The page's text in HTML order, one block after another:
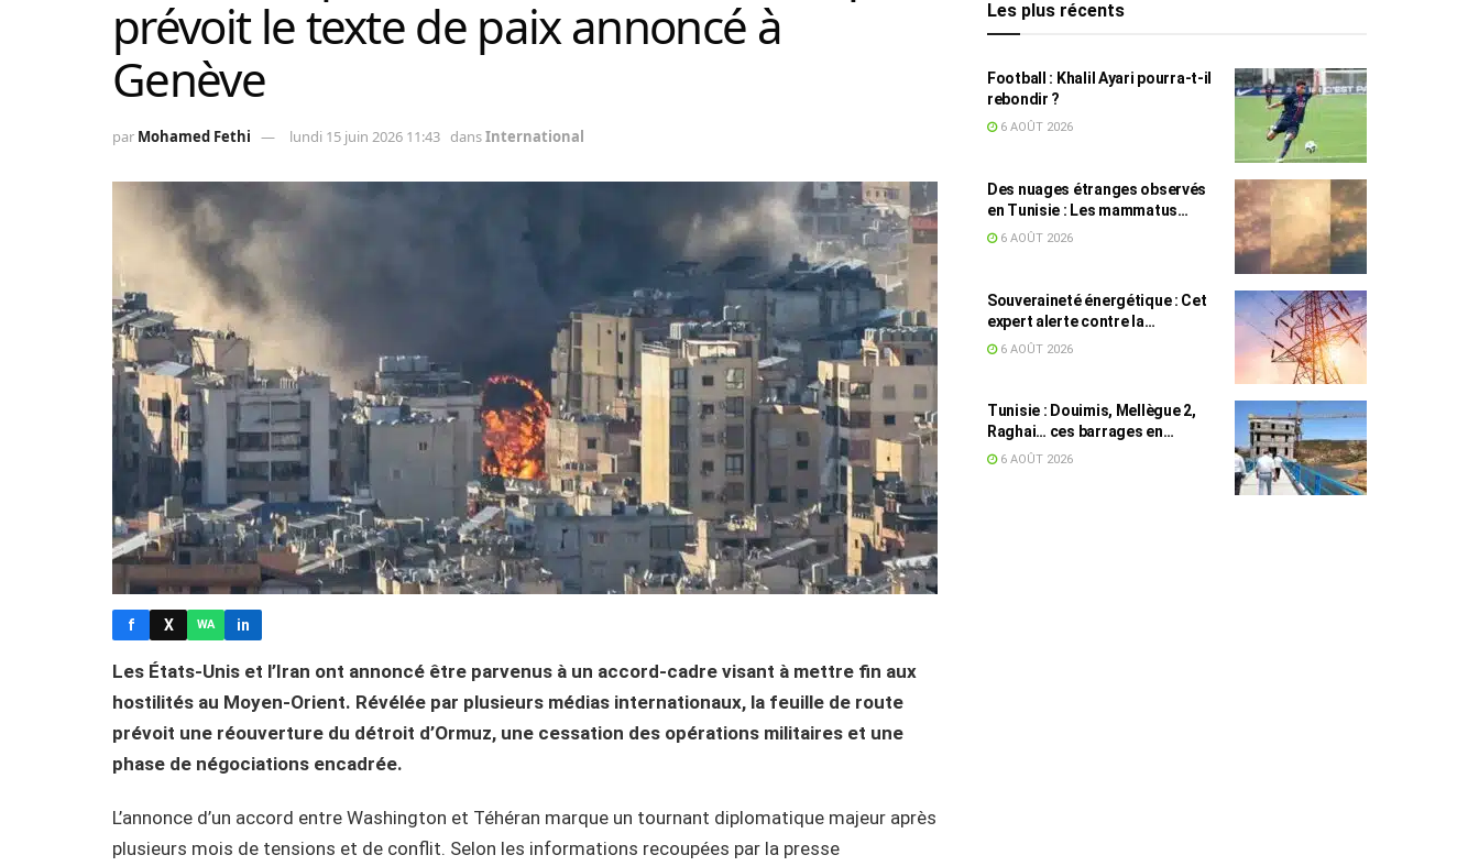
prévoit le texte de paix annoncé à
Genève
par Mohamed Fethi lundi 15 juin 2026 11:43 dansInternational
f X WA in
Les États-Unis et l’Iran ont annoncé être parvenus à un accord-cadre visant à mettre fin aux
hostilités au Moyen-Orient. Révélée par plusieurs médias internationaux, la feuille de route
prévoit une réouverture du détroit d’Ormuz, une cessation des opérations militaires et une
phase de négociations encadrée.
L’annonce d’un accord entre Washington et Téhéran marque un tournant diplomatique majeur après
plusieurs mois de tensions et de conflit. Selon les informations recoupées par la presse
Les plus récents
Football : Khalil Ayari pourra-t-il
rebondir ?
6 AOÛT 2026
Des nuages étranges observés
en Tunisie : Les mammatus
expliqués par un spécialiste
6 AOÛT 2026
Souveraineté énergétique : Cet
expert alerte contre la
dépendance de la Tunisie à
6 AOÛT 2026
Tunisie : Douimis, Mellègue 2,
Raghai… ces barrages en
construction qui pourraient
6 AOÛT 2026